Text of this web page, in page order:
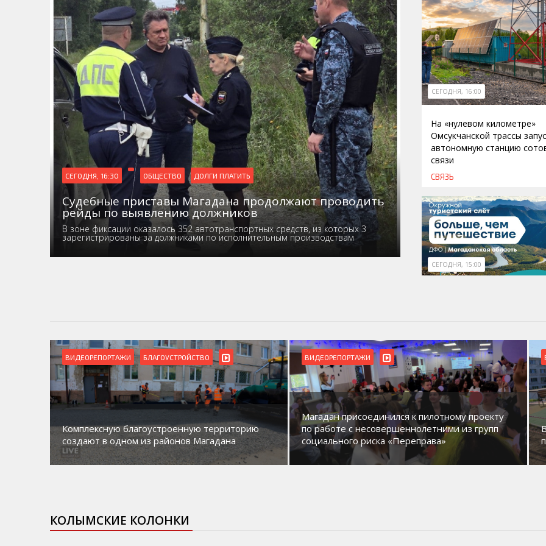
СЕГОДНЯ, 16:30 ОБЩЕСТВО ДОЛГИ ПЛАТИТЬ
Судебные приставы Магадана продолжают проводить
рейды по выявлению должников
В зоне фиксации оказалось 352 автотранспортных средств, из которых 3
зарегистрированы за должниками по исполнительным производствам
СЕГОДНЯ, 16:00
На «нулевом километре»
Омсукчанской трассы
автономную станцию
связи
СВЯЗЬ
СЕГОДНЯ, 15:00
ВИДЕОРЕПОРТАЖИ БЛАГОУСТРОЙСТВО
Комплексную благоустроенную территорию
создают в одном из районов Магадана
ВИДЕОРЕПОРТАЖИ
Магадан присоединился к пилотному проекту
по работе с несовершеннолетними из групп
социального риска «Переправа»
КОЛЫМСКИЕ КОЛОНКИ